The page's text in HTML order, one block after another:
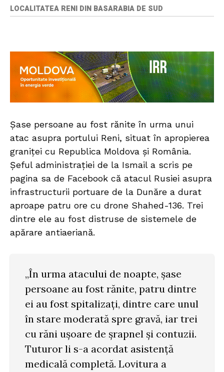
LOCALITATEA RENI DIN BASARABIA DE SUD
Șase persoane au fost rănite în urma unui
atac asupra portului Reni, situat în apropierea
graniței cu Republica Moldova și România.
Șeful administrației de la Ismail a scris pe
pagina sa de Facebook că atacul Rusiei asupra
infrastructurii portuare de la Dunăre a durat
aproape patru ore cu drone Shahed-136. Trei
dintre ele au fost distruse de sistemele de
apărare antiaeriană.
„În urma atacului de noapte, șase
persoane au fost rănite, patru dintre
ei au fost spitalizați, dintre care unul
în stare moderată spre gravă, iar trei
cu răni ușoare de șrapnel și contuzii.
Tuturor li s-a acordat asistență
medicală completă. Lovitura a